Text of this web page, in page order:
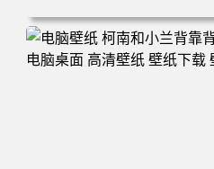
电脑壁纸 动漫 兔子朱迪 狐狸
林 蓝天 4k壁纸 电脑桌面 高清